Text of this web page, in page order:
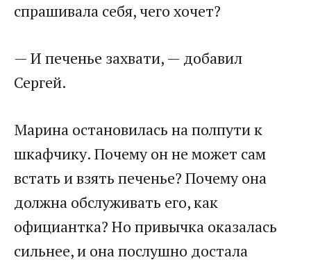
спрашивала себя, чего хочет?
— И печенье захвати, — добавил
Сергей.
Марина остановилась на полпути к
шкафчику. Почему он не может сам
встать и взять печенье? Почему она
должна обслуживать его, как
официантка? Но привычка оказалась
сильнее, и она послушно достала